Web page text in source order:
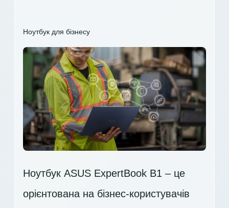
Ноутбук для бізнесу
Ноутбук ASUS ExpertBook B1 – це
орієнтована на бізнес-користувачів